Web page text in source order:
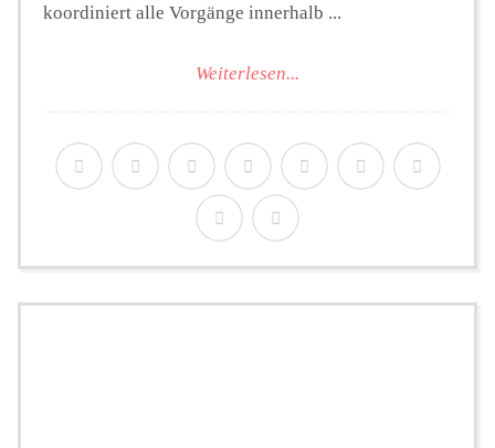
koordiniert alle Vorgänge innerhalb ...
Weiterlesen...